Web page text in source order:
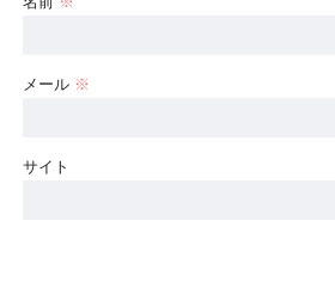
メール ※
サイト